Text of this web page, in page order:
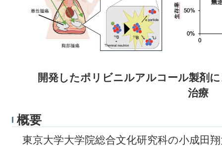
開発したポリビニルアルコール製剤
治療
概要
東京大学大学院総合文化研究科の小成田